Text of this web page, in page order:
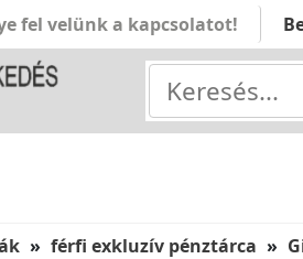
fel velünk a kapcsolatot!
férfi exkluzív pénztárca